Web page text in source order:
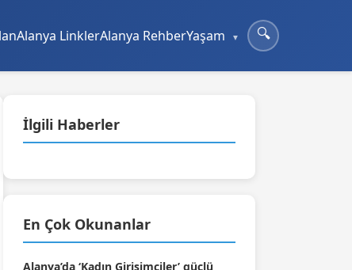
Alanya LinklerAlanya RehberYaşam 🔍
İlgili Haberler
En Çok Okunanlar
Alanya’da ‘Kadın Girişimciler’ güçlü